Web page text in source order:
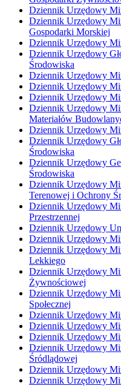
Dziennik Urzędowy
Dziennik Urzędowy
Gospodarki Morskiej
Dziennik Urzędowy
Dziennik Urzędowy
Środowiska
Dziennik Urzędowy
Dziennik Urzędowy
Dziennik Urzędowy
Dziennik Urzędowy
Materiałów
Dziennik Urzędowy
Dziennik Urzędowy
Środowiska
Dziennik Urzędowy
Środowiska
Dziennik Urzędowy
Terenowej i Ochrony
Dziennik Urzędowy
Przestrzennej
Dziennik Urzędowy
Dziennik Urzędowy
Dziennik Urzędowy
Lekkiego
Dziennik Urzędowy
Żywnościowej
Dziennik Urzędowy
Społecznej
Dziennik Urzędowy
Dziennik Urzędowy
Dziennik Urzędowy
Dziennik Urzędowy
Śródlądowej
Dziennik Urzędowy
Dziennik Urzędowy